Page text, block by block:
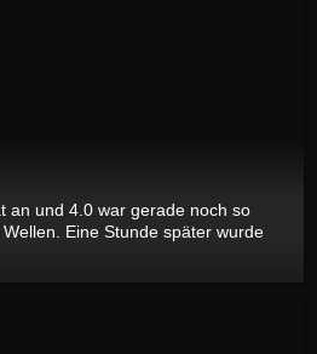
an und 4.0 war gerade noch so
Eine Stunde später wurde